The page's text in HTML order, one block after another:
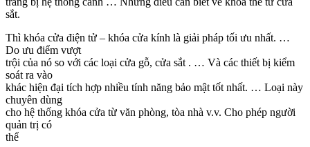
sắt.
Thì khóa cửa điện tử – khóa cửa kính là giải pháp tối ưu nhất. …
Do ưu điểm vượt
trội của nó so với các loại cửa gỗ, cửa sắt . … Và các thiết bị kiểm
soát ra vào
khác hiện đại tích hợp nhiều tính năng bảo mật tốt nhất. … Loại này
chuyên dùng
cho hệ thống khóa cửa từ văn phòng, tòa nhà v.v. Cho phép người
quản trị có
thể